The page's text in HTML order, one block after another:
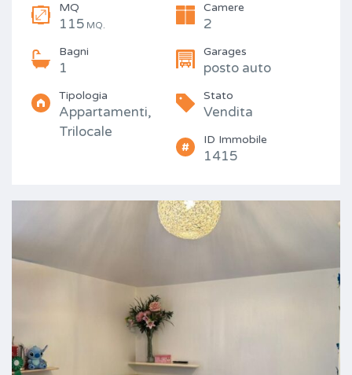
MQ
115 MQ.
Camere
2
Bagni
1
Garages
posto auto
Tipologia
Appartamenti,
Trilocale
Stato
Vendita
ID Immobile
1415